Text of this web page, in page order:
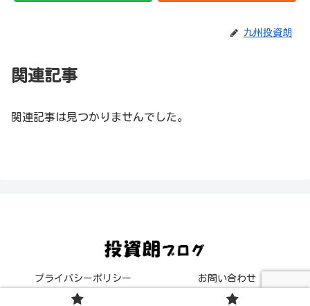
九州投資朗
関連記事
関連記事は見つかりませんでした。
プライバシーポリシー お問い合わせ